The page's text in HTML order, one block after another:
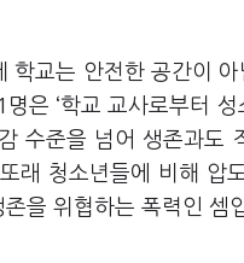
학교는 안전한 공간이
은 ‘학교 교사로부터
수준을 넘어 생존과도
청소년들에 비해 압
을 위협하는 폭력인 셈